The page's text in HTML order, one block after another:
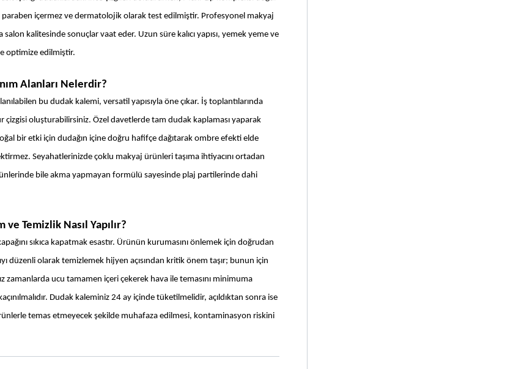
içermez ve dermatolojik olarak test edilmiştir. Profesyonel makyaj
kalitesinde sonuçlar vaat eder. Uzun süre kalıcı yapısı, yemek yeme ve
optimize edilmiştir.
Alanları Nelerdir?
bu dudak kalemi, versatil yapısıyla öne çıkar. İş toplantılarında
oluşturabilirsiniz. Özel davetlerde tam dudak kaplaması yaparak
bir etki için dudağın içine doğru hafifçe dağıtarak ombre efekti elde
Seyahatlerinizde çoklu makyaj ürünleri taşıma ihtiyacını ortadan
bile akma yapmayan formülü sayesinde plaj partilerinde dahi
Temizlik Nasıl Yapılır?
sıkıca kapatmak esastır. Ürünün kurumasını önlemek için doğrudan
düzenli olarak temizlemek hijyen açısından kritik önem taşır; bunun için
zamanlarda ucu tamamen içeri çekerek hava ile temasını minimuma
Dudak kaleminiz 24 ay içinde tüketilmelidir, açıldıktan sonra ise
temas etmeyecek şekilde muhafaza edilmesi, kontaminasyon riskini